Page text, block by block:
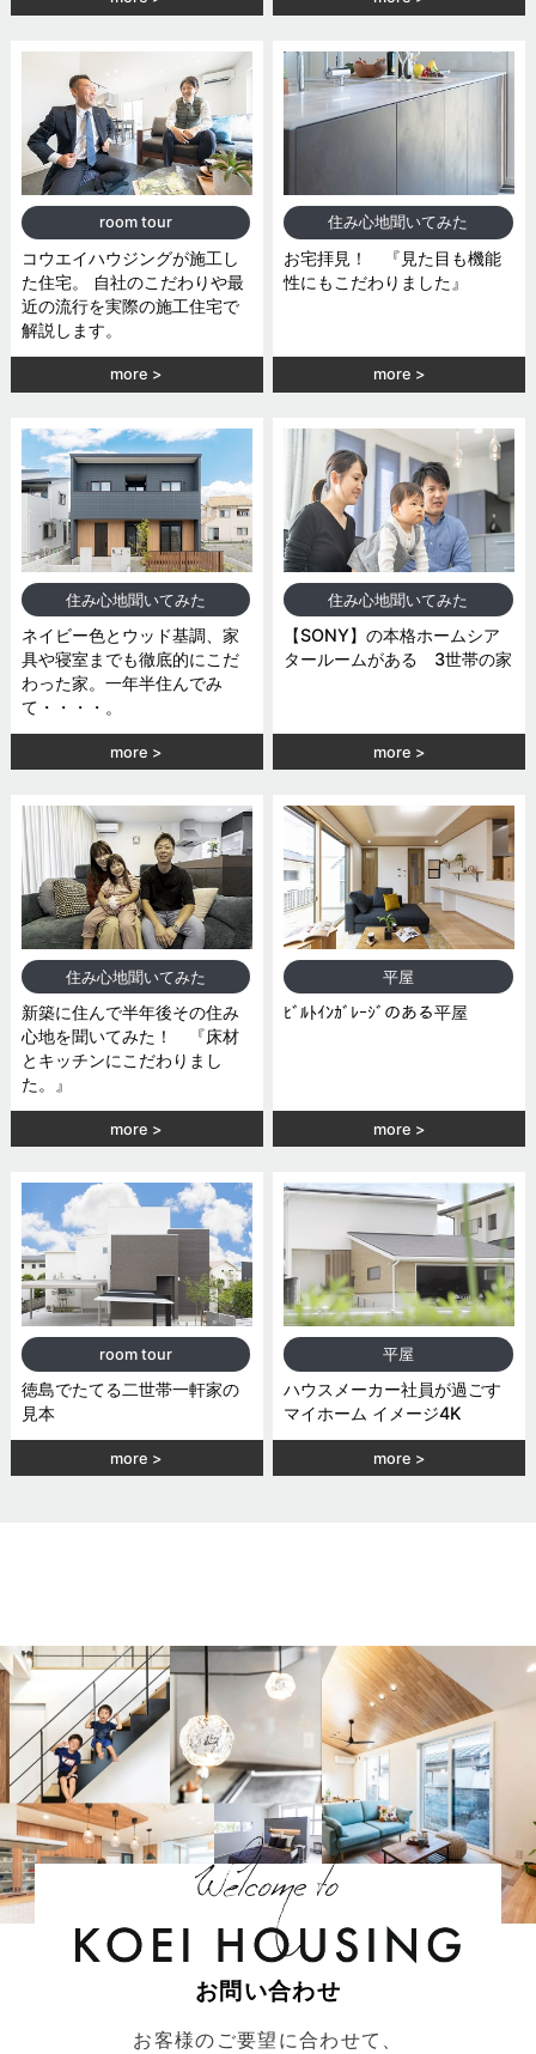
room tour
コウエイハウジングが施工し
た住宅。 自社のこだわりや最
近の流行を実際の施工住宅で
解説します。
more
住み心地聞いてみた
お宅拝見！ 『見た目も機能
性にもこだわりました』
more
住み心地聞いてみた
ネイビー色とウッド基調、家
具や寝室までも徹底的にこだ
わった家。一年半住んでみ
て・・・・。
more
住み心地聞いてみた
【SONY】の本格ホームシア
タールームがある 3世帯の家
more
住み心地聞いてみた
新築に住んで半年後その住み
心地を聞いてみた！ 『床材
とキッチンにこだわりまし
た。』
more
平屋
ﾋﾞﾙﾄｲﾝｶﾞﾚｰｼﾞのある平屋
more
room tour
徳島でたてる二世帯一軒家の
見本
more
平屋
ハウスメーカー社員が過ごす
マイホーム イメージ4K
more
お問い合わせ
お客様のご要望に合わせて、